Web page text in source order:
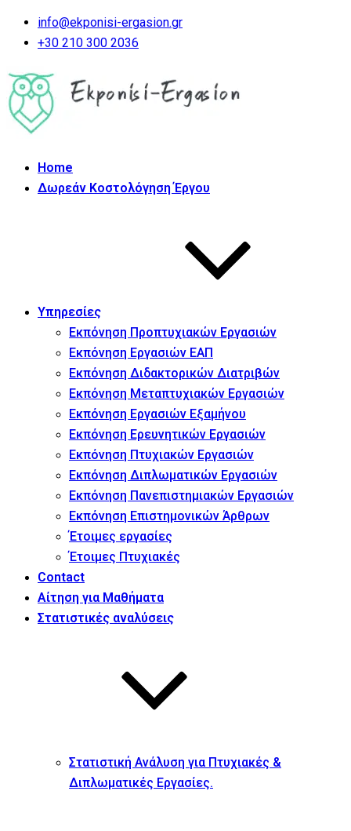
info@ekponisi-ergasion.gr
+30 210 300 2036
Home
Δωρεάν Κοστολόγηση Έργου
Υπηρεσίες
Εκπόνηση Προπτυχιακών Εργασιών
Εκπόνηση Εργασιών ΕΑΠ
Εκπόνηση Διδακτορικών Διατριβών
Εκπόνηση Μεταπτυχιακών Εργασιών
Εκπόνηση Εργασιών Εξαμήνου
Εκπόνηση Ερευνητικών Εργασιών
Εκπόνηση Πτυχιακών Εργασιών
Εκπόνηση Διπλωματικών Εργασιών
Εκπόνηση Πανεπιστημιακών Εργασιών
Εκπόνηση Επιστημονικών Άρθρων
Έτοιμες εργασίες
Έτοιμες Πτυχιακές
Contact
Αίτηση για Μαθήματα
Στατιστικές αναλύσεις
Στατιστική Ανάλυση για Πτυχιακές &
Διπλωματικές Εργασίες.